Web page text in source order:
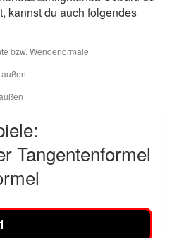
kannst du auch folgendes
bzw. Wendenormale
Tangentenformel